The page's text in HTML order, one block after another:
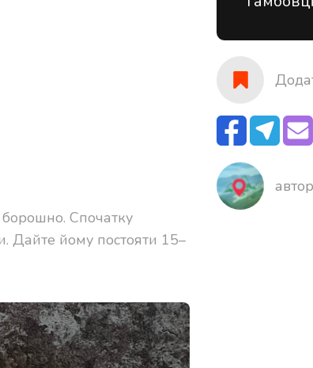
борошно. Спочатку
Дайте йому постояти 15–